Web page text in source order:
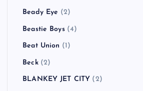
Beady Eye (2)
Beastie Boys(4)
Beat Union (1)
Beck(2)
BLANKEY JET CITY (2)